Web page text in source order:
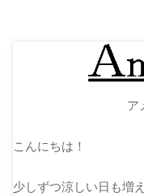
ア
こんにちは！
少しずつ涼しい日も増